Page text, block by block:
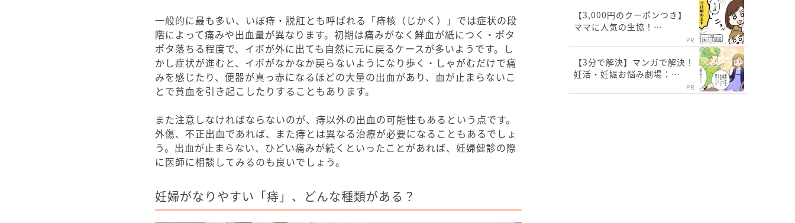
一般的に最も多い、いぼ痔・脱肛とも呼ばれる「痔核（じかく）」では症状の段
階によって痛みや出血量が異なります。初期は痛みがなく鮮血が紙につく・ポタ
ポタ落ちる程度で、イボが外に出ても自然に元に戻るケースが多いようです。し
かし症状が進むと、イボがなかなか戻らないようになり歩く・しゃがむだけで痛
みを感じたり、便器が真っ赤になるほどの大量の出血があり、血が止まらないこ
とで貧血を引き起こしたりすることもあります。
また注意しなければならないのが、痔以外の出血の可能性もあるという点です。
外傷、不正出血であれば、また痔とは異なる治療が必要になることもあるでしょ
う。出血が止まらない、ひどい痛みが続くといったことがあれば、妊婦健診の際
に医師に相談してみるのも良いでしょう。
妊婦がなりやすい「痔」、どんな種類がある？
【3,000円のクーポンつき】
ママに人気の生協！…
PR
【3分で解決】マンガで解決！
妊活・妊娠お悩み劇場：…
PR